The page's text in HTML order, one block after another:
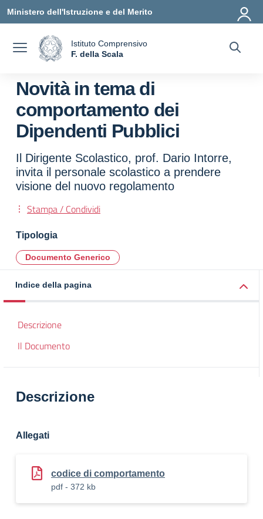
Vai ai contenuti
Vai al menu di navigazione
Vai al footer
Ministero dell'Istruzione e del Merito
Istituto Comprensivo
F. della Scala
Novità in tema di
comportamento dei
Dipendenti Pubblici
Il Dirigente Scolastico, prof. Dario Intorre,
invita il personale scolastico a prendere
visione del nuovo regolamento
Stampa / Condividi
Tipologia
Documento Generico
Indice della pagina
Descrizione
Il Documento
Descrizione
Allegati
codice di comportamento
pdf - 372 kb